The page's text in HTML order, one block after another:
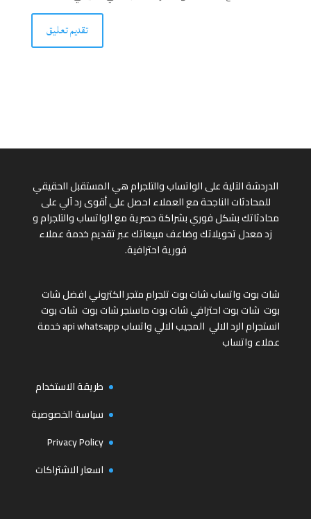
الدردشة الآلية على الواتساب والتلجرام هي المستقبل الحقيقي
للمحادثات الناجحة مع العملاء احصل على أقوى رد آلي على
محادثاتك بشكل فوري بشراكة حصرية مع الواتساب والتلجرام و
زد معدل تحويلاتك وضاعف مبيعاتك عبر تقديم خدمة عملاء
فورية احترافية.
شات بوت واتسابشات بوت تلجراممتجر الكترونيافضل شات
بوت شات بوت احترافيشات بوت ماسنجرشات بوت شات بوت
انستجرامالرد الالي المجيب الالي واتسابapi whatsappخدمة
عملاء واتساب
طريقة الاستخدام
سياسة الخصوصية
Privacy Policy
اسعار الاشتراكات